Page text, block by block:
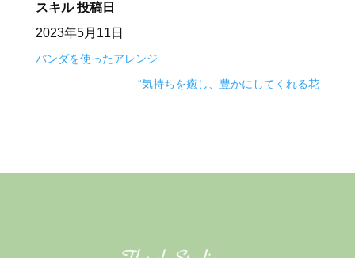
スキル 投稿日
2023年5月11日
バンダを使ったアレンジ
“気持ちを癒し、豊かにしてくれる花